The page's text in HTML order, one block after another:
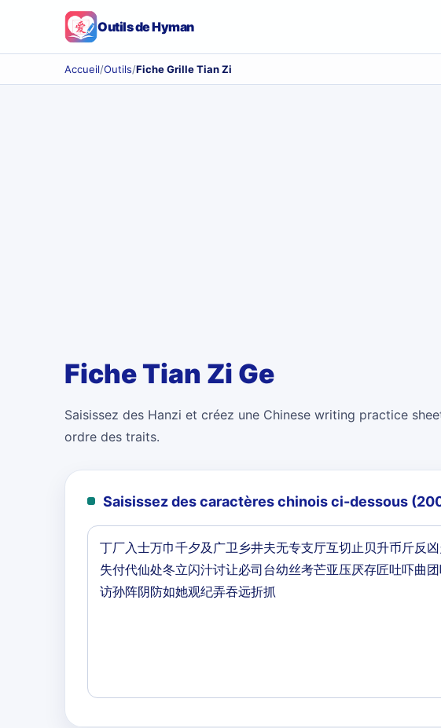
Outils de Hyman
Accueil/Outils/Fiche Grille Tian Zi
Fiche Tian Zi Ge
Saisissez des Hanzi et créez une Chinese writing practice
ordre des traits.
Saisissez des caractères chinois ci-dessous